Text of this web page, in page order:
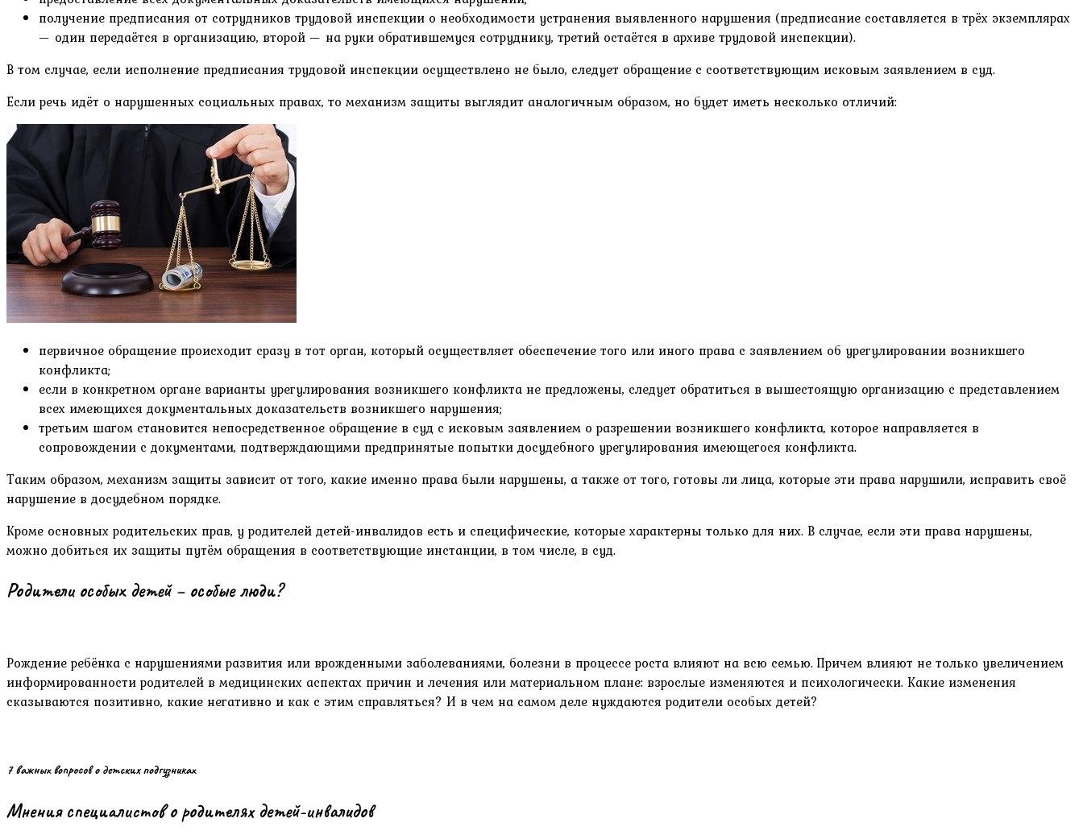
получение предписания от сотрудников трудовой инспекции о необходимости устранения выявленного нарушения (предписание составляется в трёх экземплярах
— один передаётся в организацию, второй — на руки обратившемуся сотруднику, третий остаётся в архиве трудовой инспекции).
В том случае, если исполнение предписания трудовой инспекции осуществлено не было, следует обращение с соответствующим исковым заявлением в суд.
Если речь идёт о нарушенных социальных правах, то механизм защиты выглядит аналогичным образом, но будет иметь несколько отличий:
первичное обращение происходит сразу в тот орган, который осуществляет обеспечение того или иного права с заявлением об урегулировании возникшего
конфликта;
если в конкретном органе варианты урегулирования возникшего конфликта не предложены, следует обратиться в вышестоящую организацию с представлением
всех имеющихся документальных доказательств возникшего нарушения;
третьим шагом становится непосредственное обращение в суд с исковым заявлением о разрешении возникшего конфликта, которое направляется в
сопровождении с документами, подтверждающими предпринятые попытки досудебного урегулирования имеющегося конфликта.
Таким образом, механизм защиты зависит от того, какие именно права были нарушены, а также от того, готовы ли лица, которые эти права нарушили, исправить своё
нарушение в досудебном порядке.
Кроме основных родительских прав, у родителей детей-инвалидов есть и специфические, которые характерны только для них. В случае, если эти права нарушены,
можно добиться их защиты путём обращения в соответствующие инстанции, в том числе, в суд.
Родители особых детей – особые люди?
Рождение ребёнка с нарушениями развития или врожденными заболеваниями, болезни в процессе роста влияют на всю семью. Причем влияют не только увеличением
информированности родителей в медицинских аспектах причин и лечения или материальном плане: взрослые изменяются и психологически. Какие изменения
сказываются позитивно, какие негативно и как с этим справляться? И в чем на самом деле нуждаются родители особых детей?
7 важных вопросов о детских подгузниках
Мнения специалистов о родителях детей-инвалидов